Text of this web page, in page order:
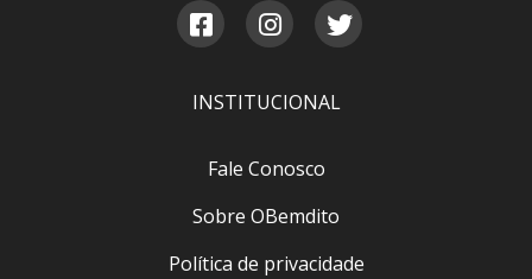
INSTITUCIONAL
Fale Conosco
Sobre OBemdito
Política de privacidade